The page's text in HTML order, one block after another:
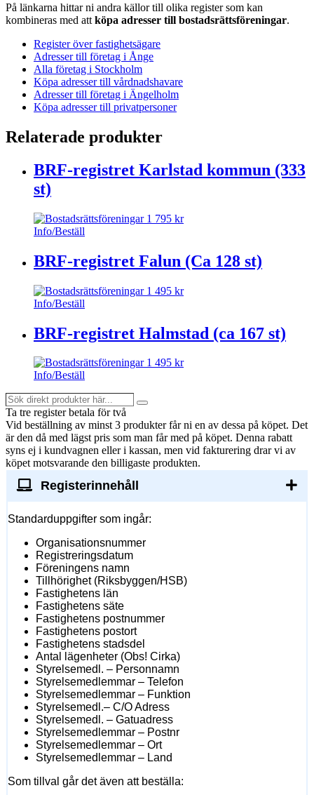
På länkarna hittar ni andra källor till olika register som kan
kombineras med att köpa adresser till bostadsrättsföreningar.
Register över fastighetsägare
Adresser till företag i Ånge
Alla företag i Stockholm
Köpa adresser till vårdnadshavare
Adresser till företag i Ängelholm
Köpa adresser till privatpersoner
Relaterade produkter
BRF-registret Karlstad kommun (333
st)
1 795 kr
Info/Beställ
BRF-registret Falun (Ca 128 st)
1 495 kr
Info/Beställ
BRF-registret Halmstad (ca 167 st)
1 495 kr
Info/Beställ
Sök
direkt
produkter
här...
Search
Ta tre register betala för två
Vid beställning av minst 3 produkter får ni en av dessa på köpet. Det
är den då med lägst pris som man får med på köpet. Denna rabatt
syns ej i kundvagnen eller i kassan, men vid fakturering drar vi av
köpet motsvarande den billigaste produkten.
Registerinnehåll
Standarduppgifter som ingår:
Organisationsnummer
Registreringsdatum
Föreningens namn
Tillhörighet (Riksbyggen/HSB)
Fastighetens län
Fastighetens säte
Fastighetens postnummer
Fastighetens postort
Fastighetens stadsdel
Antal lägenheter (Obs! Cirka)
Styrelsemedl. – Personnamn
Styrelsemedlemmar – Telefon
Styrelsemedlemmar – Funktion
Styrelsemedl.– C/O Adress
Styrelsemedl. – Gatuadress
Styrelsemedlemmar – Postnr
Styrelsemedlemmar – Ort
Styrelsemedlemmar – Land
Som tillval går det även att beställa: